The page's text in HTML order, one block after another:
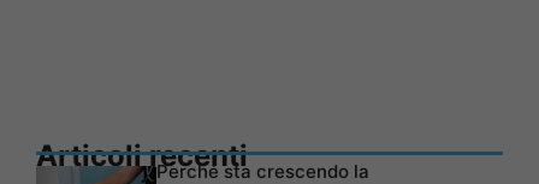
Articoli recentiPerché sta crescendo la